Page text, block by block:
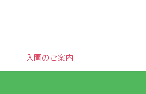
入園のご案内